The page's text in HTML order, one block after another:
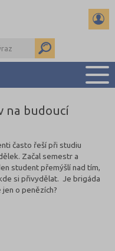
PŘEHLED ŠKOL
DŮLEŽITÉ TERMÍNY
REFERÁTY
DALŠÍ DRUHY ŠKOL
na budoucí
často řeší při studiu
Začal semestr a
student přemýšlí nad tím,
si přivydělat. Je brigáda
jen o penězích?